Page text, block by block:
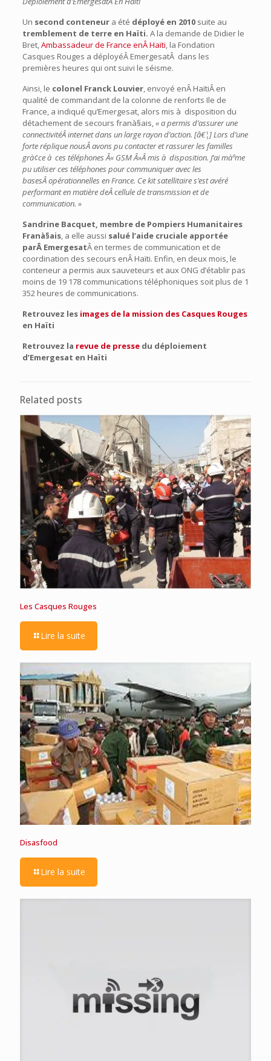
Un second conteneura été déployé en 2010suite au
tremblement de terre en Haïti. A la demande de Didier le
Bret,Ambassadeur de France enÂ Haïti, la Fondation
Casques Rouges a déployéÂ EmergesatÂ dans les
premières heures qui ont suivi le séisme.
Ainsi, le colonel Franck Louvier, envoyé enÂ HaïtiÂ en
qualité de commandant de la colonne de renforts Ile de
France, a indiqué qu’Emergesat, alors mis à disposition du
détachement de secours franà§ais,« a permis d’assurer une
connectivitéÂ internet dans un large rayon d’action. [â€¦] Lors d’une
forte réplique nousÂ avons pu contacter et rassurer les familles
grà¢ce à ces téléphones Â« GSM Â»Â mis à disposition. J’ai màªme
pu utiliser ces téléphones pour communiquer avec les
basesÂ opérationnelles en France. Ce kit satellitaire s’est avéré
performant en matière deÂ cellule de transmission et de
communication. »
Sandrine Bacquet, membre de Pompiers Humanitaires
Franà§ais, a elle aussi salué l’aide cruciale apportée
parÂ EmergesatÂ en termes de communication et de
coordination des secours enÂ Haïti. Enfin, en deux mois, le
conteneur a permis aux sauveteurs et aux ONG d’établir pas
moins de 19 178 communications téléphoniques soit plus de 1
352 heures de communications.
Retrouvez les images de la mission des Casques Rouges
en Haïti
Retrouvez la revue de pressedu déploiement
d’Emergesat en Haïti
Related posts
Les Casques Rouges
Lire la suite
Disasfood
Lire la suite